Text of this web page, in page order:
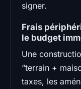
signer.
Frais
le budget
Une
“terrain +
taxes, les